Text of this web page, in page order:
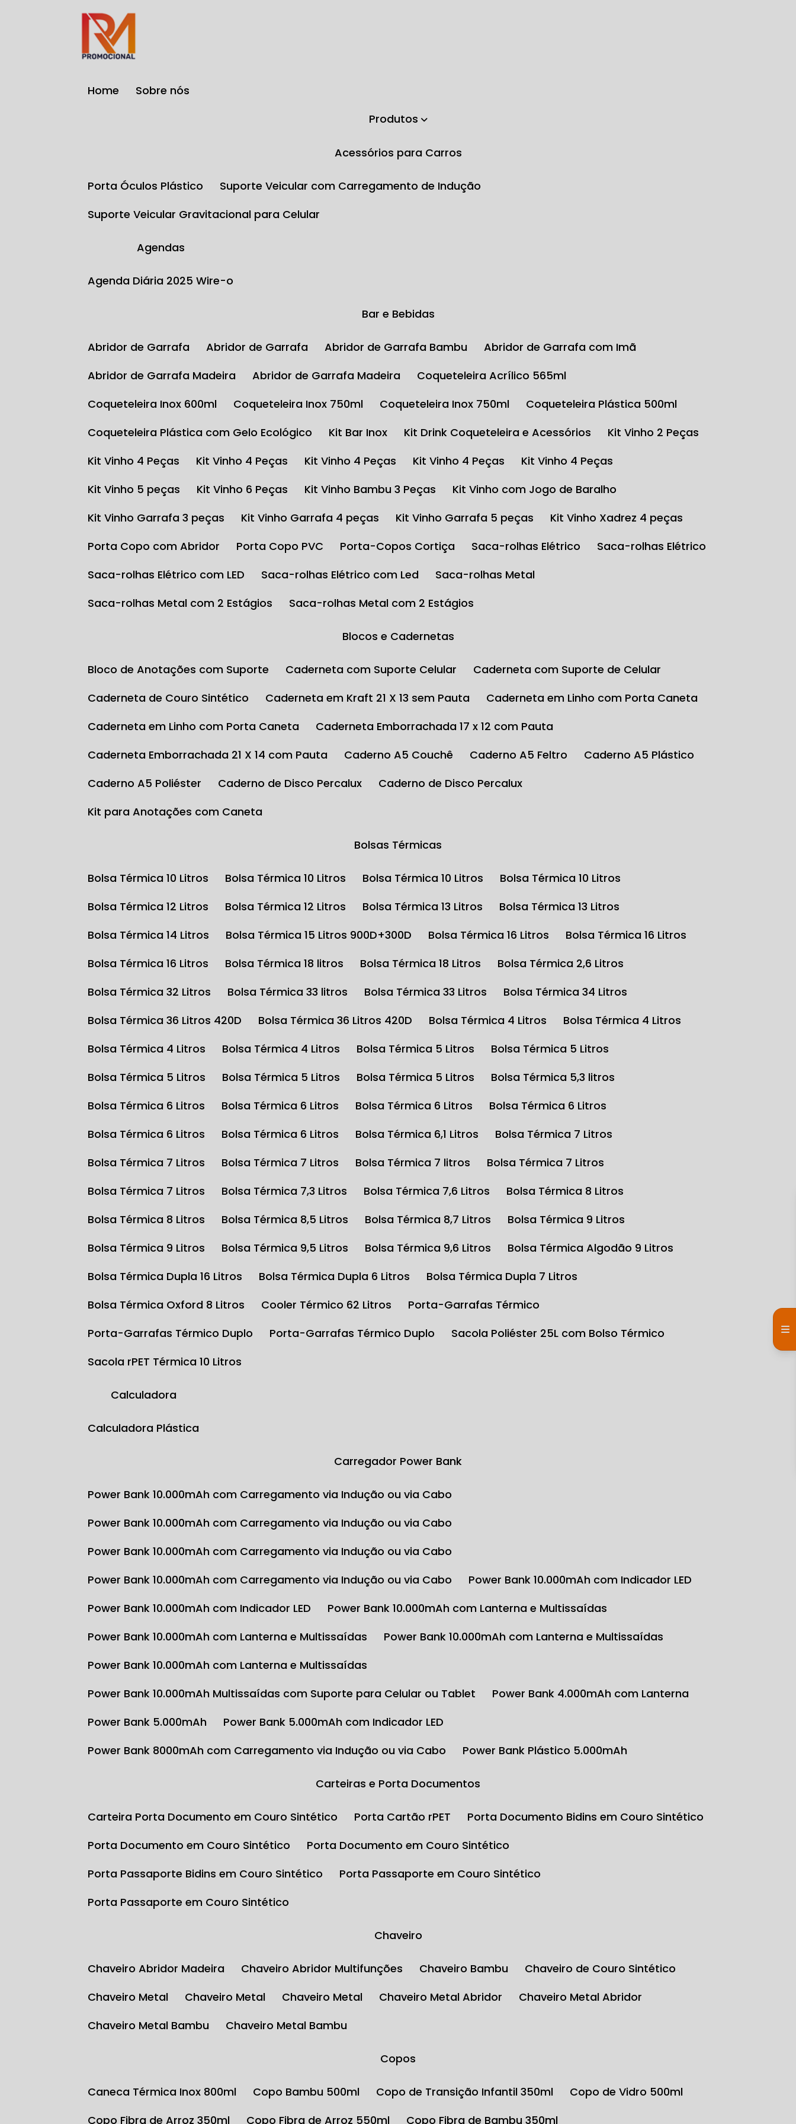
Home
Sobre nós
Produtos
Acessórios para Carros
Porta Óculos Plástico
Suporte Veicular com Carregamento de Indução
Suporte Veicular Gravitacional para Celular
Agendas
Agenda Diária 2025 Wire-o
Bar e Bebidas
Abridor de Garrafa Abridor de Garrafa Abridor de Garrafa Bambu
Abridor de Garrafa com Imã
Abridor de Garrafa Madeira
Abridor de Garrafa Madeira
Coqueteleira Acrílico 565ml
Coqueteleira Inox 600ml
Coqueteleira Inox 750ml Coqueteleira Inox 750ml
Coqueteleira Plástica 500ml
Coqueteleira Plástica com Gelo Ecológico
Kit Bar Inox Kit Drink Coqueteleira e Acessórios
Kit Vinho 2 Peças
Kit Vinho 4 Peças
Kit Vinho 4 Peças Kit Vinho 4 Peças Kit Vinho 4 Peças
Kit Vinho 4 Peças
Kit Vinho 5 peças
Kit Vinho 6 Peças Kit Vinho Bambu 3 Peças
Kit Vinho com Jogo de Baralho
Kit Vinho Garrafa 3 peças
Kit Vinho Garrafa 4 peças Kit Vinho Garrafa 5 peças
Kit Vinho Xadrez 4 peças
Porta Copo com Abridor
Porta Copo PVC Porta-Copos Cortiça Saca-rolhas Elétrico
Saca-rolhas Elétrico
Saca-rolhas Elétrico com LED
Saca-rolhas Elétrico com Led
Saca-rolhas Metal
Saca-rolhas Metal com 2 Estágios
Saca-rolhas Metal com 2 Estágios
Blocos e Cadernetas
Bloco de Anotações com Suporte Caderneta com Suporte Celular
Caderneta com Suporte de Celular
Caderneta de Couro Sintético
Caderneta em Kraft 21 X 13 sem Pauta
Caderneta em Linho com Porta Caneta
Caderneta em Linho com Porta Caneta
Caderneta Emborrachada 17 x 12 com Pauta
Caderneta Emborrachada 21 X 14 com Pauta
Caderno A5 Couchê Caderno A5 Feltro
Caderno A5 Plástico
Caderno A5 Poliéster
Caderno de Disco Percalux
Caderno de Disco Percalux
Kit para Anotações com Caneta
Bolsas Térmicas
Bolsa Térmica 10 Litros Bolsa Térmica 10 Litros Bolsa Térmica 10 Litros
Bolsa Térmica 10 Litros
Bolsa Térmica 12 Litros
Bolsa Térmica 12 Litros Bolsa Térmica 13 Litros
Bolsa Térmica 13 Litros
Bolsa Térmica 14 Litros
Bolsa Térmica 15 Litros 900D+300D Bolsa Térmica 16 Litros
Bolsa Térmica 16 Litros
Bolsa Térmica 16 Litros
Bolsa Térmica 18 litros Bolsa Térmica 18 Litros
Bolsa Térmica 2,6 Litros
Bolsa Térmica 32 Litros
Bolsa Térmica 33 litros Bolsa Térmica 33 Litros
Bolsa Térmica 34 Litros
Bolsa Térmica 36 Litros 420D
Bolsa Térmica 36 Litros 420D Bolsa Térmica 4 Litros
Bolsa Térmica 4 Litros
Bolsa Térmica 4 Litros
Bolsa Térmica 4 Litros Bolsa Térmica 5 Litros
Bolsa Térmica 5 Litros
Bolsa Térmica 5 Litros
Bolsa Térmica 5 Litros Bolsa Térmica 5 Litros
Bolsa Térmica 5,3 litros
Bolsa Térmica 6 Litros
Bolsa Térmica 6 Litros Bolsa Térmica 6 Litros
Bolsa Térmica 6 Litros
Bolsa Térmica 6 Litros
Bolsa Térmica 6 Litros Bolsa Térmica 6,1 Litros
Bolsa Térmica 7 Litros
Bolsa Térmica 7 Litros
Bolsa Térmica 7 Litros Bolsa Térmica 7 litros
Bolsa Térmica 7 Litros
Bolsa Térmica 7 Litros
Bolsa Térmica 7,3 Litros Bolsa Térmica 7,6 Litros
Bolsa Térmica 8 Litros
Bolsa Térmica 8 Litros
Bolsa Térmica 8,5 Litros Bolsa Térmica 8,7 Litros
Bolsa Térmica 9 Litros
Bolsa Térmica 9 Litros
Bolsa Térmica 9,5 Litros Bolsa Térmica 9,6 Litros
Bolsa Térmica Algodão 9 Litros
Bolsa Térmica Dupla 16 Litros
Bolsa Térmica Dupla 6 Litros
Bolsa Térmica Dupla 7 Litros
Bolsa Térmica Oxford 8 Litros
Cooler Térmico 62 Litros
Porta-Garrafas Térmico
Porta-Garrafas Térmico Duplo
Porta-Garrafas Térmico Duplo
Sacola Poliéster 25L com Bolso Térmico
Sacola rPET Térmica 10 Litros
Calculadora
Calculadora Plástica
Carregador Power Bank
Power Bank 10.000mAh com Carregamento via Indução ou via Cabo
Power Bank 10.000mAh com Carregamento via Indução ou via Cabo
Power Bank 10.000mAh com Carregamento via Indução ou via Cabo
Power Bank 10.000mAh com Carregamento via Indução ou via Cabo
Power Bank 10.000mAh com Indicador LED
Power Bank 10.000mAh com Indicador LED
Power Bank 10.000mAh com Lanterna e Multissaídas
Power Bank 10.000mAh com Lanterna e Multissaídas
Power Bank 10.000mAh com Lanterna e Multissaídas
Power Bank 10.000mAh com Lanterna e Multissaídas
Power Bank 10.000mAh Multissaídas com Suporte para Celular ou Tablet
Power Bank 4.000mAh com Lanterna
Power Bank 5.000mAh
Power Bank 5.000mAh com Indicador LED
Power Bank 8000mAh com Carregamento via Indução ou via Cabo
Power Bank Plástico 5.000mAh
Carteiras e Porta Documentos
Carteira Porta Documento em Couro Sintético Porta Cartão rPET
Porta Documento Bidins em Couro Sintético
Porta Documento em Couro Sintético
Porta Documento em Couro Sintético
Porta Passaporte Bidins em Couro Sintético
Porta Passaporte em Couro Sintético
Porta Passaporte em Couro Sintético
Chaveiro
Chaveiro Abridor Madeira Chaveiro Abridor Multifunções Chaveiro Bambu
Chaveiro de Couro Sintético
Chaveiro Metal
Chaveiro Metal Chaveiro Metal Chaveiro Metal Abridor
Chaveiro Metal Abridor
Chaveiro Metal Bambu
Chaveiro Metal Bambu
Copos
Caneca Térmica Inox 800ml Copo Bambu 500ml Copo de Transição Infantil 350ml
Copo de Vidro 500ml
Copo Fibra de Arroz 350ml
Copo Fibra de Arroz 550ml Copo Fibra de Bambu 350ml